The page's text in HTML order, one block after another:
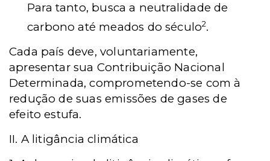
Para tanto, busca a neutralidade de
carbono até meados do século2.
Cada país deve, voluntariamente,
apresentar sua Contribuição Nacional
Determinada, comprometendo-se com à
redução de suas emissões de gases de
efeito estufa.
II. A litigância climática